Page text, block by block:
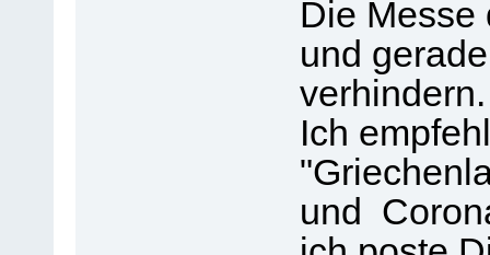
Die Messe
und
verhindern.
Ich
und